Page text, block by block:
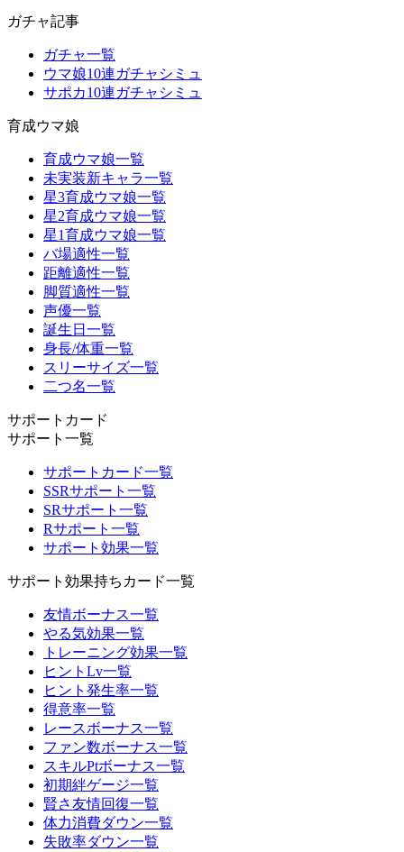
ガチャ記事
ガチャ一覧
ウマ娘10連ガチャシミュ
サポカ10連ガチャシミュ
育成ウマ娘
育成ウマ娘一覧
未実装新キャラ一覧
星3育成ウマ娘一覧
星2育成ウマ娘一覧
星1育成ウマ娘一覧
バ場適性一覧
距離適性一覧
脚質適性一覧
声優一覧
誕生日一覧
身長/体重一覧
スリーサイズ一覧
二つ名一覧
サポートカード
サポート一覧
サポートカード一覧
SSRサポート一覧
SRサポート一覧
Rサポート一覧
サポート効果一覧
サポート効果持ちカード一覧
友情ボーナス一覧
やる気効果一覧
トレーニング効果一覧
ヒントLv一覧
ヒント発生率一覧
得意率一覧
レースボーナス一覧
ファン数ボーナス一覧
スキルPtボーナス一覧
初期絆ゲージ一覧
賢さ友情回復一覧
体力消費ダウン一覧
失敗率ダウン一覧